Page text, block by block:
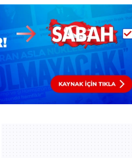
ilgili bilgi almak için lütfentıklayınız.